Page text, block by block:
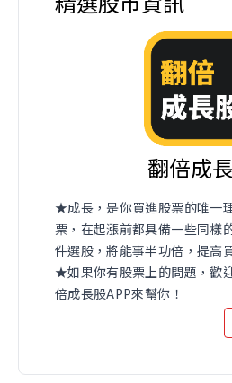
翻倍成
★成長，是你買進股票的唯一
票，在起漲前都具備一些同樣
件選股，將能事半功倍，提高
★如果你有股票上的問題，歡
倍成長股APP來幫你！